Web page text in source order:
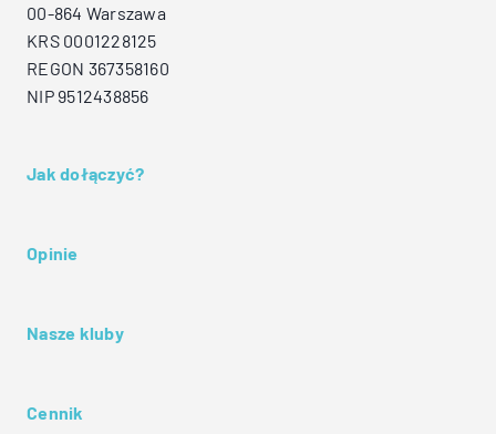
00-864 Warszawa
KRS 0001228125
REGON 367358160
NIP 9512438856
Jak dołączyć?
Opinie
Nasze kluby
Cennik